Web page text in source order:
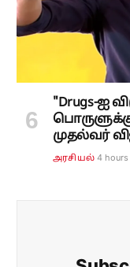
"Drugs-ஐ
முதல்வர்
அரசியல் 4 hours